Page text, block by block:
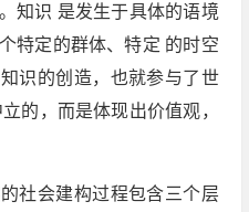
知识 是发生于具体的语境
特定的群体、特定 的时空
识的创造，也就参与了世
的，而是体现出价值观，
社会建构过程包含三个层